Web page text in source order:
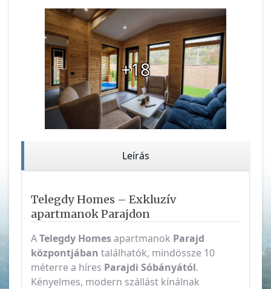
+18
Leírás
Telegdy Homes – Exkluzív
apartmanok Parajdon
ATelegdy Homesapartmanok Parajd
központjában találhatók, mindössze 10
méterre a híres Parajdi Sóbányától.
Kényelmes, modern szállást kínálnak